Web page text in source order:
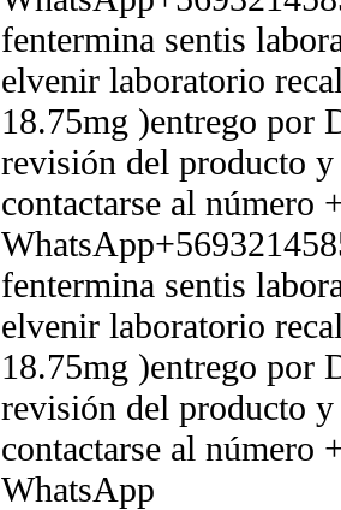
fentermina sentis
elvenir laboratorio
18.75mg )entrego por
revisión del producto
contactarse al número
fentermina sentis
elvenir laboratorio
18.75mg )entrego por
revisión del producto
contactarse al número
WhatsApp